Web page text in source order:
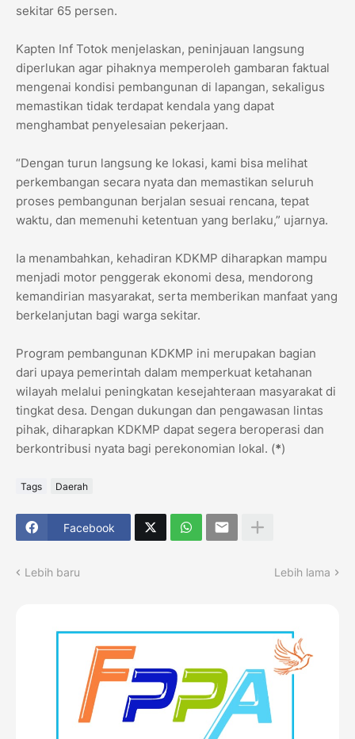
sekitar 65 persen.
Kapten Inf Totok menjelaskan, peninjauan langsung
diperlukan agar pihaknya memperoleh gambaran faktual
mengenai kondisi pembangunan di lapangan, sekaligus
memastikan tidak terdapat kendala yang dapat
menghambat penyelesaian pekerjaan.
“Dengan turun langsung ke lokasi, kami bisa melihat
perkembangan secara nyata dan memastikan seluruh
proses pembangunan berjalan sesuai rencana, tepat
waktu, dan memenuhi ketentuan yang berlaku,” ujarnya.
Ia menambahkan, kehadiran KDKMP diharapkan mampu
menjadi motor penggerak ekonomi desa, mendorong
kemandirian masyarakat, serta memberikan manfaat yang
berkelanjutan bagi warga sekitar.
Program pembangunan KDKMP ini merupakan bagian
dari upaya pemerintah dalam memperkuat ketahanan
wilayah melalui peningkatan kesejahteraan masyarakat di
tingkat desa. Dengan dukungan dan pengawasan lintas
pihak, diharapkan KDKMP dapat segera beroperasi dan
berkontribusi nyata bagi perekonomian lokal. (*)
Tags Daerah
Facebook
Lebih baru Lebih lama